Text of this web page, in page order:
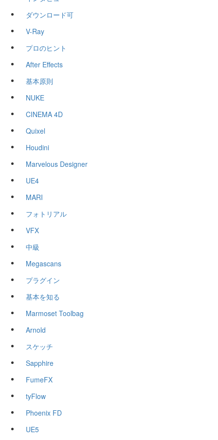
ダウンロード可
V-Ray
プロのヒント
After Effects
基本原則
NUKE
CINEMA 4D
Quixel
Houdini
Marvelous Designer
UE4
MARI
フォトリアル
VFX
中級
Megascans
プラグイン
基本を知る
Marmoset Toolbag
Arnold
スケッチ
Sapphire
FumeFX
tyFlow
Phoenix FD
UE5